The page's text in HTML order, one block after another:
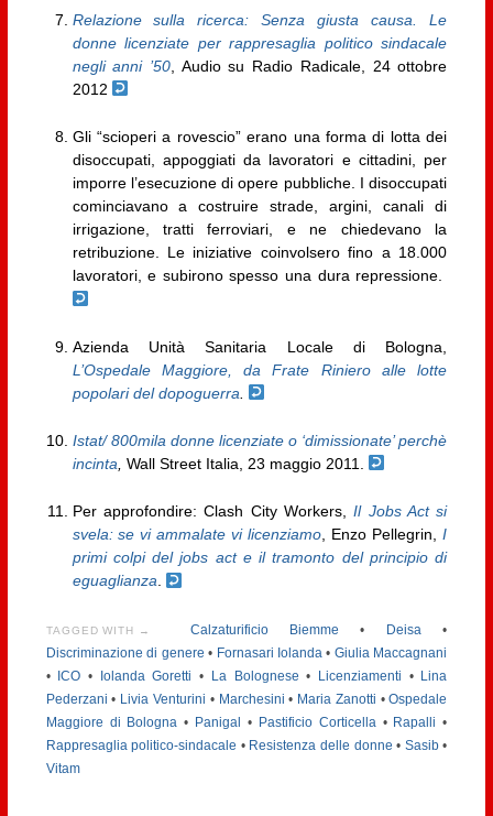
Relazione sulla ricerca: Senza giusta causa. Le
donne licenziate per rappresaglia politico sindacale
negli anni ’50, Audio su Radio Radicale, 24 ottobre
2012
Gli “scioperi a rovescio” erano una forma di lotta dei
disoccupati, appoggiati da lavoratori e cittadini, per
imporre l’esecuzione di opere pubbliche. I disoccupati
cominciavano a costruire strade, argini, canali di
irrigazione, tratti ferroviari, e ne chiedevano la
retribuzione. Le iniziative coinvolsero fino a 18.000
lavoratori, e subirono spesso una dura repressione.
Azienda Unità Sanitaria Locale di Bologna,
L’Ospedale Maggiore, da Frate Riniero alle lotte
popolari del dopoguerra
Istat/ 800mila donne licenziate o ‘dimissionate’ perchè
incinta Wall Street Italia, 23 maggio 2011.
Per approfondire: Clash City Workers,Il Jobs Act si
svela: se vi ammalate vi licenziamo, Enzo Pellegrin,I
primi colpi del jobs act e il tramonto del principio di
eguaglianza.
TAGGED WITH → Calzaturificio Biemme • Deisa•
Discriminazione di genere • Fornasari Iolanda• Giulia Maccagnani
•
ICO • Iolanda Goretti • La Bolognese • Licenziamenti • Lina
Pederzani • Livia Venturini • Marchesini • Maria Zanotti •Ospedale
Maggiore di Bologna • Panigal • Pastificio Corticella• Rapalli •
Rappresaglia politico-sindacale • Resistenza delle donne • Sasib•
Vitam